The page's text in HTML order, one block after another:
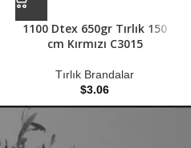
1100 Dtex 650gr Tırlık 150
cm Kırmızı C3015
Tırlık Brandalar
$3.06